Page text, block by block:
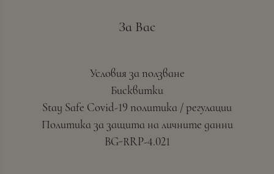
За Вас
Условия за ползване
Бисквитки
Stay Safe Covid-19 политика / регулации
Политика за защита на личните данни
BG-RRP-4.021